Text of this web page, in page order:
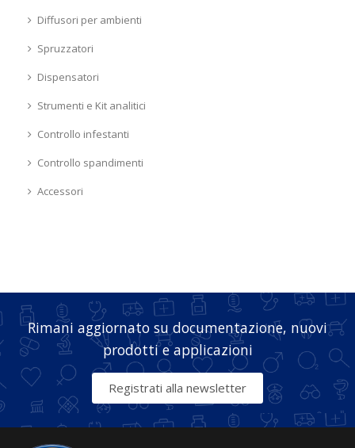
Diffusori per ambienti
Spruzzatori
Dispensatori
Strumenti e Kit analitici
Controllo infestanti
Controllo spandimenti
Accessori
Rimani aggiornato su documentazione, nuovi
prodotti e applicazioni
Registrati alla newsletter